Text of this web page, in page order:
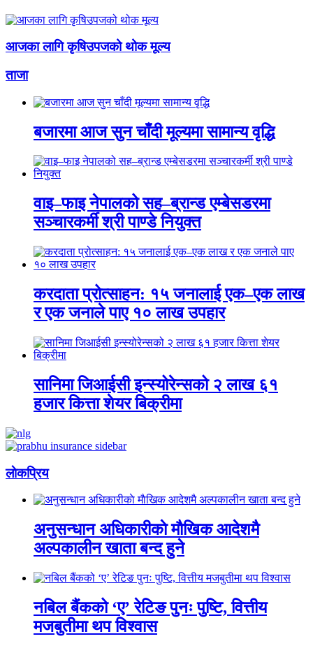
आजका लागि कृषिउपजको थोक मूल्य
ताजा
बजारमा आज सुन चाँदी मूल्यमा सामान्य वृद्धि
वाइ–फाइ नेपालको सह–ब्रान्ड एम्बेसडरमा
सञ्चारकर्मी श्री पाण्डे नियुक्त
करदाता प्रोत्साहन: १५ जनालाई एक–एक लाख
र एक जनाले पाए १० लाख उपहार
सानिमा जिआईसी इन्स्योरेन्सको २ लाख ६१
हजार कित्ता शेयर बिक्रीमा
लाेकप्रिय
अनुसन्धान अधिकारीकाे माैखिक आदेशमै
अल्पकालीन खाता बन्द हुने
नबिल बैंकको ‘ए’ रेटिङ पुनः पुष्टि, वित्तीय
मजबुतीमा थप विश्वास